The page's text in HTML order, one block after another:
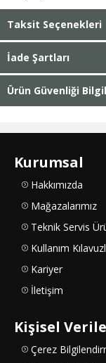
Taksit Seçenekleri
İade Şartları
Ürün Güvenliği
Kurumsal
Hakkımızda
Mağazalarımız
Teknik Servis
Kullanım
Kariyer
İletişim
Kişisel
Çerez